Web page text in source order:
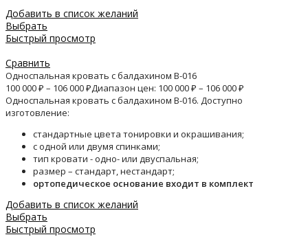
Добавить в список желаний
Выбрать
Быстрый просмотр
Сравнить
Односпальная кровать с балдахином B-016
100 000₽ – 106 000₽Диапазон цен: 100 000 ₽ – 106 000 ₽
Односпальная кровать с балдахином B-016. Доступно
изготовление:
стандартные цвета тонировки и окрашивания;
с одной или двумя спинками;
тип кровати - одно- или двуспальная;
размер – стандарт, нестандарт;
ортопедическое основание входит в комплект
Добавить в список желаний
Выбрать
Быстрый просмотр